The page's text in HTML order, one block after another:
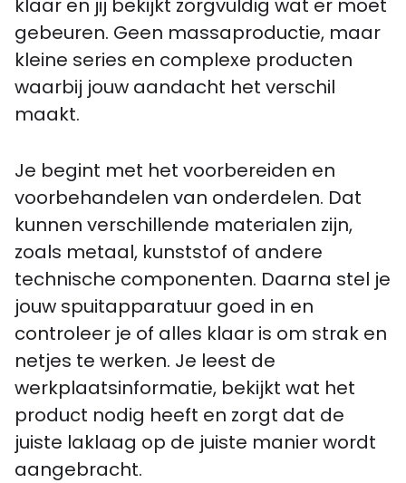
klaar en jij bekijkt zorgvuldig wat er moet
gebeuren. Geen massaproductie, maar
kleine series en complexe producten
waarbij jouw aandacht het verschil
maakt.
Je begint met het voorbereiden en
voorbehandelen van onderdelen. Dat
kunnen verschillende materialen zijn,
zoals metaal, kunststof of andere
technische componenten. Daarna stel je
jouw spuitapparatuur goed in en
controleer je of alles klaar is om strak en
netjes te werken. Je leest de
werkplaatsinformatie, bekijkt wat het
product nodig heeft en zorgt dat de
juiste laklaag op de juiste manier wordt
aangebracht.